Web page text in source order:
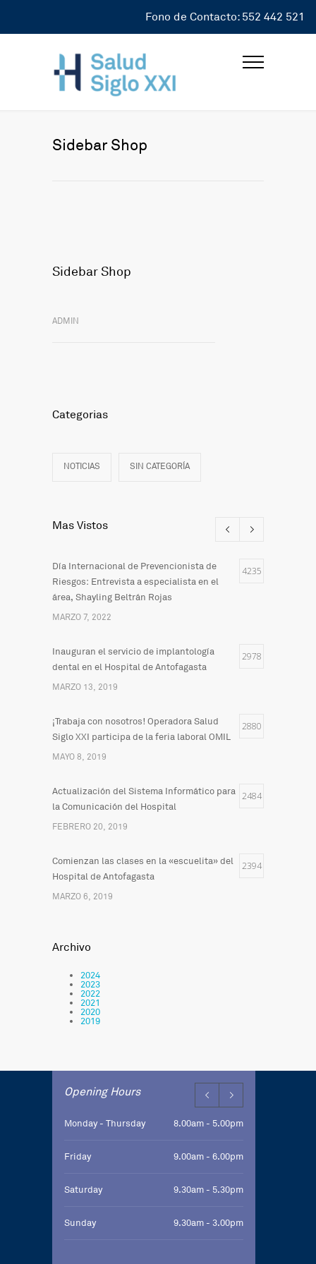
Fono de Contacto: 552 442 521
Sidebar Shop
Sidebar Shop
ADMIN
Categorias
NOTICIAS SIN CATEGORÍA
Mas Vistos
Día Internacional de Prevencionista de
Riesgos: Entrevista a especialista en el
área, Shayling Beltrán Rojas
4235
MARZO 7, 2022
Inauguran el servicio de implantología
dental en el Hospital de Antofagasta
2978
MARZO 13, 2019
¡Trabaja con nosotros! Operadora Salud
Siglo XXI participa de la feria laboral OMIL
2880
MAYO 8, 2019
Actualización del Sistema Informático para
la Comunicación del Hospital
2484
FEBRERO 20, 2019
Comienzan las clases en la «escuelita» del
Hospital de Antofagasta
2394
MARZO 6, 2019
Archivo
2024
2023
2022
2021
2020
2019
Opening Hours
Monday - Thursday 8.00am - 5.00pm
Friday 9.00am - 6.00pm
Saturday 9.30am - 5.30pm
Sunday 9.30am - 3.00pm